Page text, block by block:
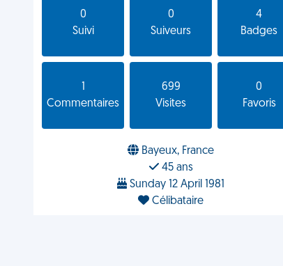
0
Suivi
0
Suiveurs
4
Badges
Commentaires
699
Visites
0
Favoris
Bayeux, France
45 ans
Sunday 12 April 1981
Célibataire